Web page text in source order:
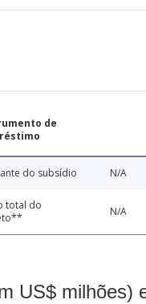
de
do subsídio N/A
total do
N/A
US$ milhões)